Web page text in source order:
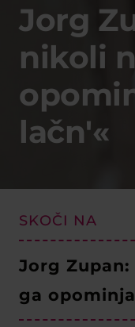
Jorg
nikoli
lačn'«
SKOČI NA
Jorg
ga